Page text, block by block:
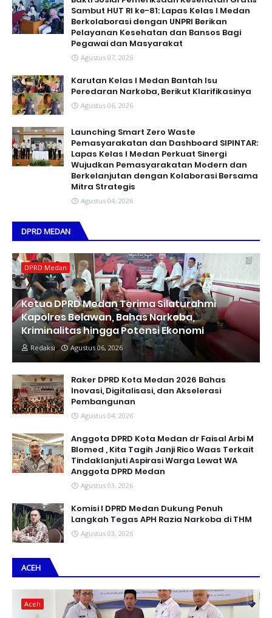
Sambut HUT RI ke-81: Lapas Kelas I Medan
Berkolaborasi dengan UNPRI Berikan
Pelayanan Kesehatan dan Bansos Bagi
Pegawai dan Masyarakat
Agustus 07, 2026
Karutan Kelas I Medan Bantah Isu
Peredaran Narkoba, Berikut Klarifikasinya
Agustus 06, 2026
Launching Smart Zero Waste
Pemasyarakatan dan Dashboard SIPINTAR:
Lapas Kelas I Medan Perkuat Sinergi
Wujudkan Pemasyarakatan Modern dan
Berkelanjutan dengan Kolaborasi Bersama
Mitra Strategis
Agustus 04, 2026
DPRD MEDAN
DPRD Medan
Ketua DPRD Medan Terima Silaturahmi
Kapolres Belawan, Bahas Narkoba,
Kriminalitas hingga Potensi Ekonomi
Redaksi Agustus 06, 2026
Raker DPRD Kota Medan 2026 Bahas
Inovasi, Digitalisasi, dan Akselerasi
Pembangunan
Agustus 04, 2026
Anggota DPRD Kota Medan dr Faisal Arbi M
Blomed , Kita Tagih Janji Rico Waas Terkait
Tindaklanjuti Aspirasi Warga Lewat WA
Anggota DPRD Medan
Agustus 03, 2026
Komisi I DPRD Medan Dukung Penuh
Langkah Tegas APH Razia Narkoba di THM
Agustus 03, 2026
ACEH
Aceh